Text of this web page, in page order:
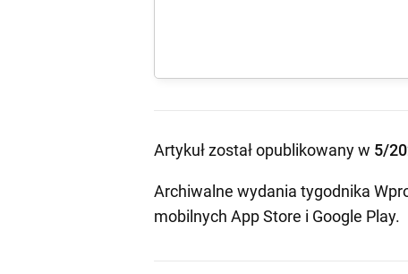
Artykuł został opublikowany w 5/
Archiwalne wydania tygodnika
mobilnych App Store i Google Play.